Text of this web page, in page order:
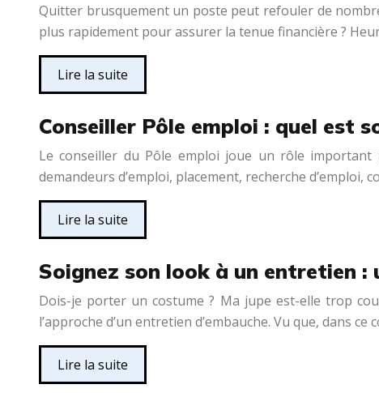
Quitter brusquement un poste peut refouler de
plus rapidement pour assurer la tenue financière ?
Lire la suite
Conseiller Pôle emploi : quel est
Le conseiller du Pôle emploi joue un rôle important
demandeurs d’emploi, placement, recherche
Lire la suite
Soignez son look à un entretien
Dois-je porter un costume ? Ma jupe est-elle trop
l’approche d’un entretien d’embauche. Vu que, dans
Lire la suite